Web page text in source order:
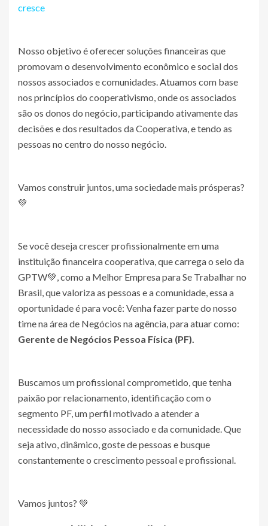
cresce
Nosso objetivo é oferecer soluções financeiras que
promovam o desenvolvimento econômico e social dos
nossos associados e comunidades. Atuamos com base
nos princípios do cooperativismo, onde os associados
são os donos do negócio, participando ativamente das
decisões e dos resultados da Cooperativa, e tendo as
pessoas no centro do nosso negócio.
Vamos construir juntos, uma sociedade mais prósperas?
💚
Se você deseja crescer profissionalmente em uma
instituição financeira cooperativa, que carrega o selo da
GPTW💚, como a Melhor Empresa para Se Trabalhar no
Brasil, que valoriza as pessoas e a comunidade, essa a
oportunidade é para você: Venha fazer parte do nosso
time na área de Negócios na agência, para atuar como:
Gerente de Negócios Pessoa Física (PF).
Buscamos um profissional comprometido, que tenha
paixão por relacionamento, identificação com o
segmento PF, um perfil motivado a atender a
necessidade do nosso associado e da comunidade. Que
seja ativo, dinâmico, goste de pessoas e busque
constantemente o crescimento pessoal e profissional.
Vamos juntos? 💚